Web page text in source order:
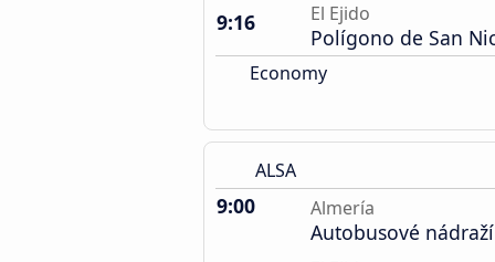
9:16
El Ejido
Polígono de San
Economy
ALSA
9:00 Almería
Autobusové nádraží